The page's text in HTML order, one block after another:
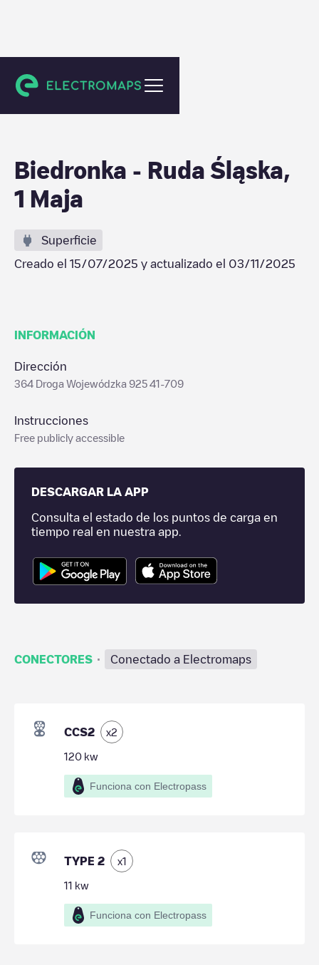
Ruda Śląska
Biedronka - Ruda Śląska,
1 Maja
Superficie
Creado el 15/07/2025 y actualizado el 03/11/2025
INFORMACIÓN
Dirección
364 Droga Wojewódzka 925 41-709
Instrucciones
Free publicly accessible
DESCARGAR LA APP
Consulta el estado de los puntos de carga en
tiempo real en nuestra app.
CONECTORES · Conectado a Electromaps
CCS2 x2
120 kw
Funciona con Electropass
TYPE 2 x1
11 kw
Funciona con Electropass